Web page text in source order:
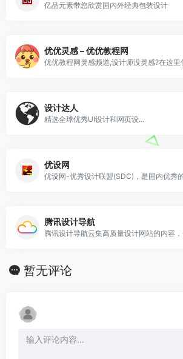
亿品元素带您欣赏国内外经典包装设计
优优灵感 – 优优教程网
设计达人
精选全球优秀UI设计和网页设...
优设网
优设网-优秀设计联盟(SDC)，是国内优秀
腾讯设计导航
暂无评论